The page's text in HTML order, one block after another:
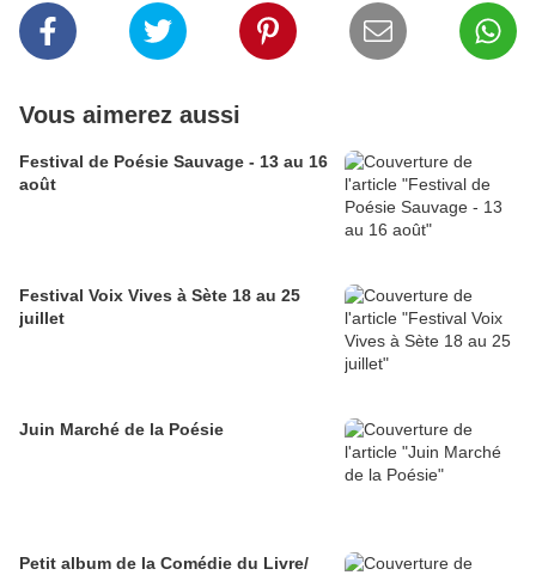
Vous aimerez aussi
Festival de Poésie Sauvage - 13 au 16
août
Festival Voix Vives à Sète 18 au 25
juillet
Juin Marché de la Poésie
Petit album de la Comédie du Livre/